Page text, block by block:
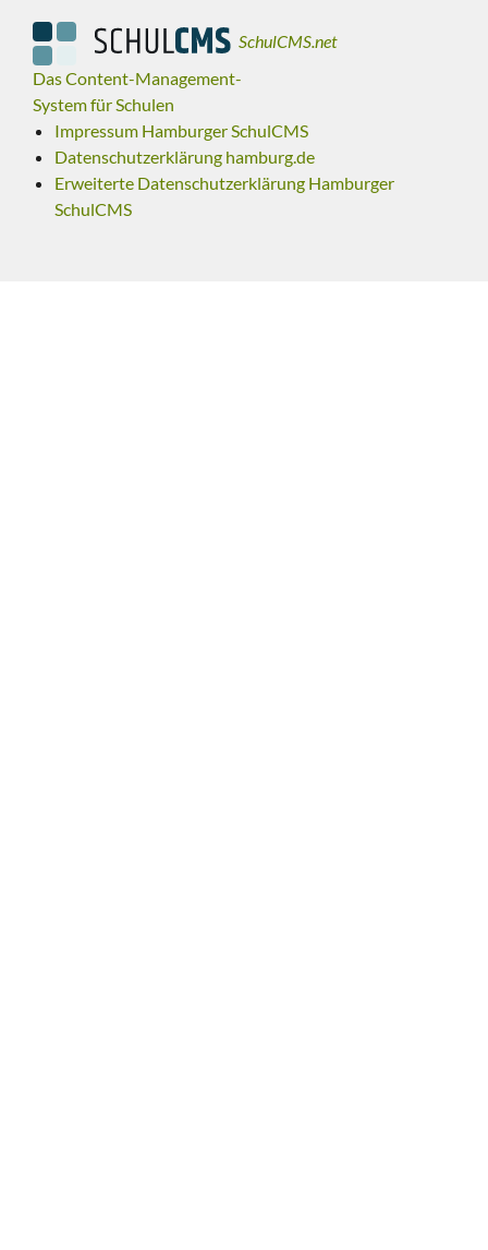
SchulCMS.net
Das Content-Management-
System für Schulen
Impressum Hamburger SchulCMS
Datenschutzerklärung hamburg.de
Erweiterte Datenschutzerklärung Hamburger
SchulCMS